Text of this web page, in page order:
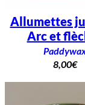
Allumettes
Arc et
8,00€